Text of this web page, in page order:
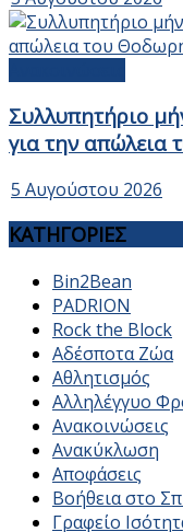
Συλλυπητήριο
για την
5 Αυγούστου 2026
ΚΑΤΗΓΟΡΙΕΣ
Bin2Bean
PADRION
Rock the Block
Αδέσποτα Ζώα
Αθλητισμός
Αλληλέγγυο
Ανακοινώσεις
Ανακύκλωση
Αποφάσεις
Βοήθεια στο
Γραφείο